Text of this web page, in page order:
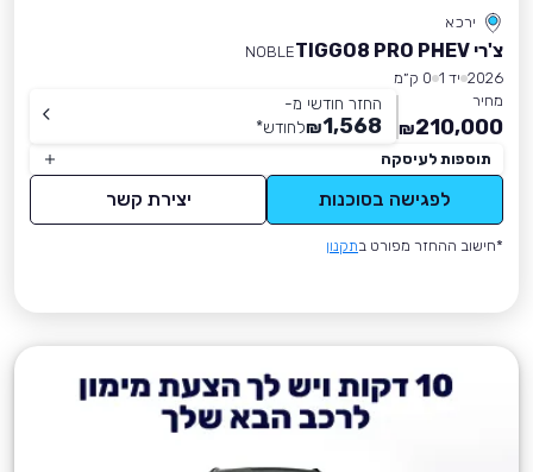
ירכא
צ'רי TIGGO8 PRO PHEV
NOBLE
2026 יד 1
0 ק״מ
מחיר
210,000
₪
החזר חודשי מ-
1,568
₪לחודש*
תוספות לעיסקה
לפגישה בסוכנות יצירת קשר
*חישוב ההחזר מפורט בתקנון